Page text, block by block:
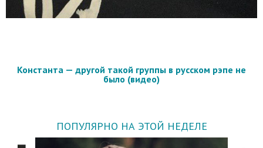
Константа — другой такой группы в русском рэпе не
было (видео)
ПОПУЛЯРНО НА ЭТОЙ НЕДЕЛЕ